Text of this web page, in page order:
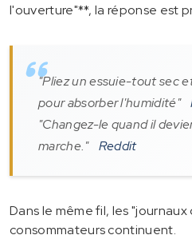
l'ouverture"**, la réponse est
"Pliez un essuie-tout sec
pour absorber l'humidité"
"Changez-le quand il
marche." Reddit
Dans le même fil, les
consommateurs continuent.